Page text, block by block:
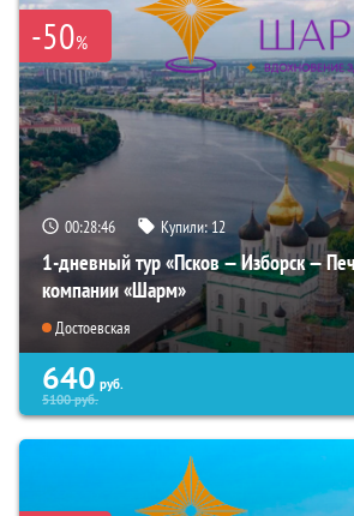
-50%
00:28:45 Купили:12
1-дневный тур «Псков — Изборск —
компании «Шарм»
Достоевская
640 руб.
5100руб.